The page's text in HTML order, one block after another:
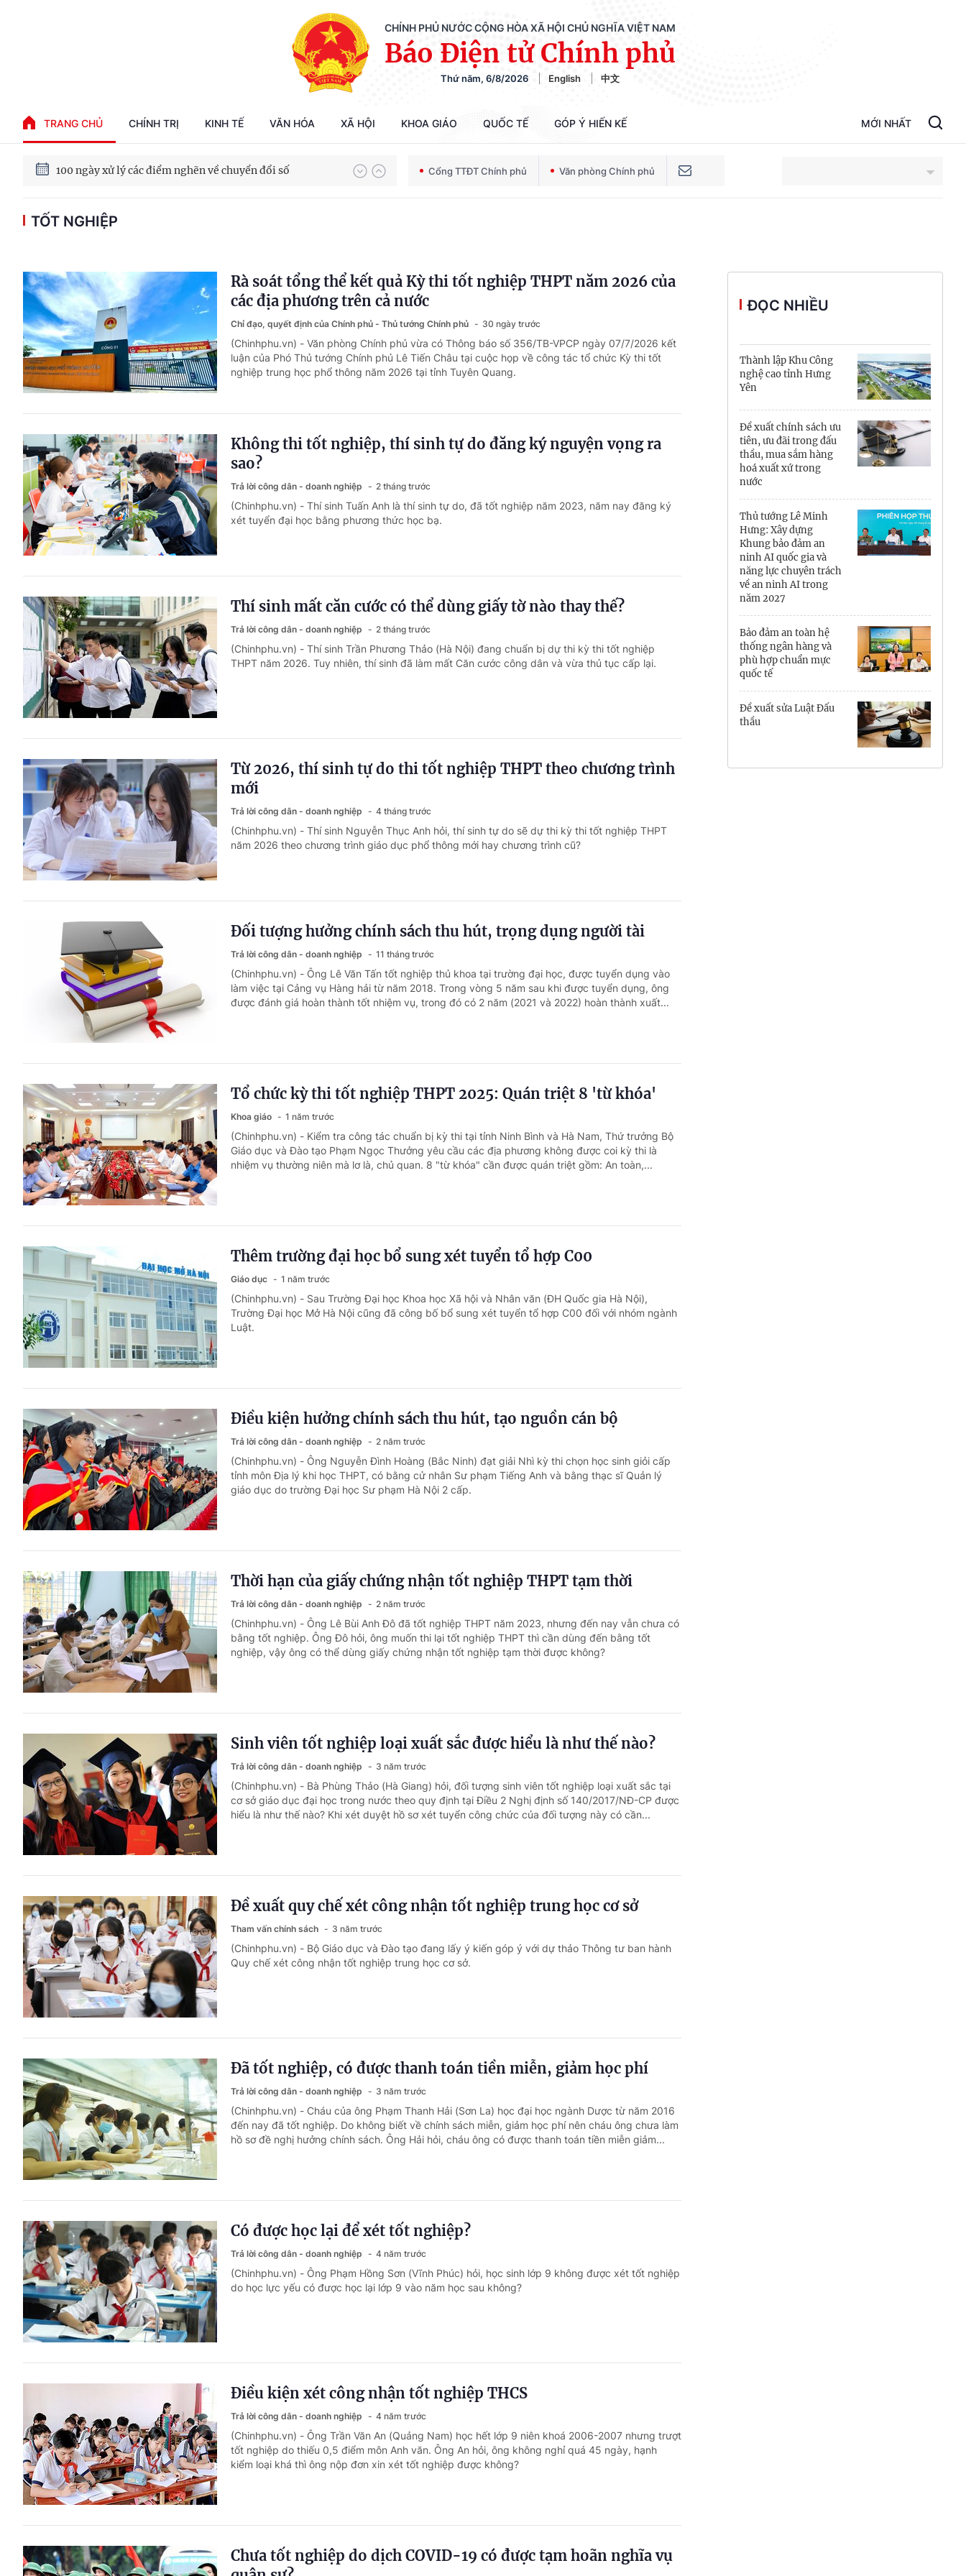
CHÍNH PHỦ NƯỚC CỘNG HÒA XÃ HỘI CHỦ NGHĨA VIỆT NAM
Báo Điện tử Chính phủ
Thứ năm, 6/8/2026 English 中文
TRANG CHỦ CHÍNH TRỊ KINH TẾ VĂN HÓA XÃ HỘI KHOA GIÁO QUỐC TẾ GÓP Ý HIẾN KẾ MỚI NHẤT
100 ngày xử lý các điểm nghẽn về chuyển đổi số
Phát triển kinh tế nhà nước trong kỷ nguyên mới
Cổng TTĐT Chính phủ Văn phòng Chính phủ
Cần Thơ
Đắk Lắk
Đồng Nai
Gia Lai
Hà Nội
Hà Tĩnh
Hưng Yên
Hải Phòng
TỐT NGHIỆP
Rà soát tổng thể kết quả Kỳ thi tốt nghiệp THPT năm 2026 của
các địa phương trên cả nước
Chỉ đạo, quyết định của Chính phủ - Thủ tướng Chính phủ 30 ngày trước
(Chinhphu.vn) - Văn phòng Chính phủ vừa có Thông báo số 356/TB-VPCP ngày 07/7/2026 kết
luận của Phó Thủ tướng Chính phủ Lê Tiến Châu tại cuộc họp về công tác tổ chức Kỳ thi tốt
nghiệp trung học phổ thông năm 2026 tại tỉnh Tuyên Quang.
Không thi tốt nghiệp, thí sinh tự do đăng ký nguyện vọng ra
sao?
Trả lời công dân - doanh nghiệp 2 tháng trước
(Chinhphu.vn) - Thí sinh Tuấn Anh là thí sinh tự do, đã tốt nghiệp năm 2023, năm nay đăng ký
xét tuyển đại học bằng phương thức học bạ.
Thí sinh mất căn cước có thể dùng giấy tờ nào thay thế?
Trả lời công dân - doanh nghiệp 2 tháng trước
(Chinhphu.vn) - Thí sinh Trần Phương Thảo (Hà Nội) đang chuẩn bị dự thi kỳ thi tốt nghiệp
THPT năm 2026. Tuy nhiên, thí sinh đã làm mất Căn cước công dân và vừa thủ tục cấp lại.
Từ 2026, thí sinh tự do thi tốt nghiệp THPT theo chương trình
mới
Trả lời công dân - doanh nghiệp 4 tháng trước
(Chinhphu.vn) - Thí sinh Nguyễn Thục Anh hỏi, thí sinh tự do sẽ dự thi kỳ thi tốt nghiệp THPT
năm 2026 theo chương trình giáo dục phổ thông mới hay chương trình cũ?
Đối tượng hưởng chính sách thu hút, trọng dụng người tài
Trả lời công dân - doanh nghiệp 11 tháng trước
(Chinhphu.vn) - Ông Lê Văn Tấn tốt nghiệp thủ khoa tại trường đại học, được tuyển dụng vào
làm việc tại Cảng vụ Hàng hải từ năm 2018. Trong vòng 5 năm sau khi được tuyển dụng, ông
được đánh giá hoàn thành tốt nhiệm vụ, trong đó có 2 năm (2021 và 2022) hoàn thành xuất...
Tổ chức kỳ thi tốt nghiệp THPT 2025: Quán triệt 8 'từ khóa'
Khoa giáo 1 năm trước
(Chinhphu.vn) - Kiểm tra công tác chuẩn bị kỳ thi tại tỉnh Ninh Bình và Hà Nam, Thứ trưởng Bộ
Giáo dục và Đào tạo Phạm Ngọc Thưởng yêu cầu các địa phương không được coi kỳ thi là
nhiệm vụ thường niên mà lơ là, chủ quan. 8 "từ khóa" cần được quán triệt gồm: An toàn,...
Thêm trường đại học bổ sung xét tuyển tổ hợp C00
Giáo dục 1 năm trước
(Chinhphu.vn) - Sau Trường Đại học Khoa học Xã hội và Nhân văn (ĐH Quốc gia Hà Nội),
Trường Đại học Mở Hà Nội cũng đã công bố bổ sung xét tuyển tổ hợp C00 đối với nhóm ngành
Luật.
Điều kiện hưởng chính sách thu hút, tạo nguồn cán bộ
Trả lời công dân - doanh nghiệp 2 năm trước
(Chinhphu.vn) - Ông Nguyễn Đình Hoàng (Bắc Ninh) đạt giải Nhì kỳ thi chọn học sinh giỏi cấp
tỉnh môn Địa lý khi học THPT, có bằng cử nhân Sư phạm Tiếng Anh và bằng thạc sĩ Quản lý
giáo dục do trường Đại học Sư phạm Hà Nội 2 cấp.
Thời hạn của giấy chứng nhận tốt nghiệp THPT tạm thời
Trả lời công dân - doanh nghiệp 2 năm trước
(Chinhphu.vn) - Ông Lê Bùi Anh Đô đã tốt nghiệp THPT năm 2023, nhưng đến nay vẫn chưa có
bằng tốt nghiệp. Ông Đô hỏi, ông muốn thi lại tốt nghiệp THPT thì cần dùng đến bằng tốt
nghiệp, vậy ông có thể dùng giấy chứng nhận tốt nghiệp tạm thời được không?
Sinh viên tốt nghiệp loại xuất sắc được hiểu là như thế nào?
Trả lời công dân - doanh nghiệp 3 năm trước
(Chinhphu.vn) - Bà Phùng Thảo (Hà Giang) hỏi, đối tượng sinh viên tốt nghiệp loại xuất sắc tại
cơ sở giáo dục đại học trong nước theo quy định tại Điều 2 Nghị định số 140/2017/NĐ-CP được
hiểu là như thế nào? Khi xét duyệt hồ sơ xét tuyển công chức của đối tượng này có cần...
Đề xuất quy chế xét công nhận tốt nghiệp trung học cơ sở
Tham vấn chính sách 3 năm trước
(Chinhphu.vn) - Bộ Giáo dục và Đào tạo đang lấy ý kiến góp ý với dự thảo Thông tư ban hành
Quy chế xét công nhận tốt nghiệp trung học cơ sở.
Đã tốt nghiệp, có được thanh toán tiền miễn, giảm học phí
Trả lời công dân - doanh nghiệp 3 năm trước
(Chinhphu.vn) - Cháu của ông Phạm Thanh Hải (Sơn La) học đại học ngành Dược từ năm 2016
đến nay đã tốt nghiệp. Do không biết về chính sách miễn, giảm học phí nên cháu ông chưa làm
hồ sơ đề nghị hưởng chính sách. Ông Hải hỏi, cháu ông có được thanh toán tiền miễn giảm...
Có được học lại để xét tốt nghiệp?
Trả lời công dân - doanh nghiệp 4 năm trước
(Chinhphu.vn) - Ông Phạm Hồng Sơn (Vĩnh Phúc) hỏi, học sinh lớp 9 không được xét tốt nghiệp
do học lực yếu có được học lại lớp 9 vào năm học sau không?
Điều kiện xét công nhận tốt nghiệp THCS
Trả lời công dân - doanh nghiệp 4 năm trước
(Chinhphu.vn) - Ông Trần Văn An (Quảng Nam) học hết lớp 9 niên khoá 2006-2007 nhưng trượt
tốt nghiệp do thiếu 0,5 điểm môn Anh văn. Ông An hỏi, ông không nghỉ quá 45 ngày, hạnh
kiểm loại khá thì ông nộp đơn xin xét tốt nghiệp được không?
Chưa tốt nghiệp do dịch COVID-19 có được tạm hoãn nghĩa vụ
ĐỌC NHIỀU
Thành lập Khu Công
nghệ cao tỉnh Hưng
Yên
Đề xuất chính sách ưu
tiên, ưu đãi trong đấu
thầu, mua sắm hàng
hoá xuất xứ trong
nước
Thủ tướng Lê Minh
Hưng: Xây dựng
Khung bảo đảm an
ninh AI quốc gia và
năng lực chuyên trách
về an ninh AI trong
năm 2027
Bảo đảm an toàn hệ
thống ngân hàng và
phù hợp chuẩn mực
quốc tế
Đề xuất sửa Luật Đấu
thầu